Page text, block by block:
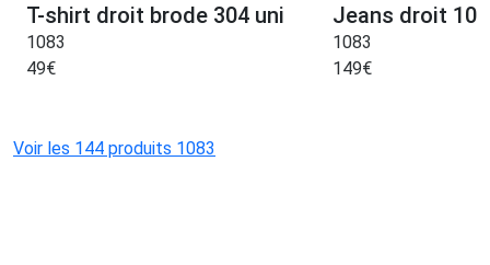
T-shirt droit brode 304 uni
1083
49€
Jeans droit
1083
149€
Voir les 144 produits 1083